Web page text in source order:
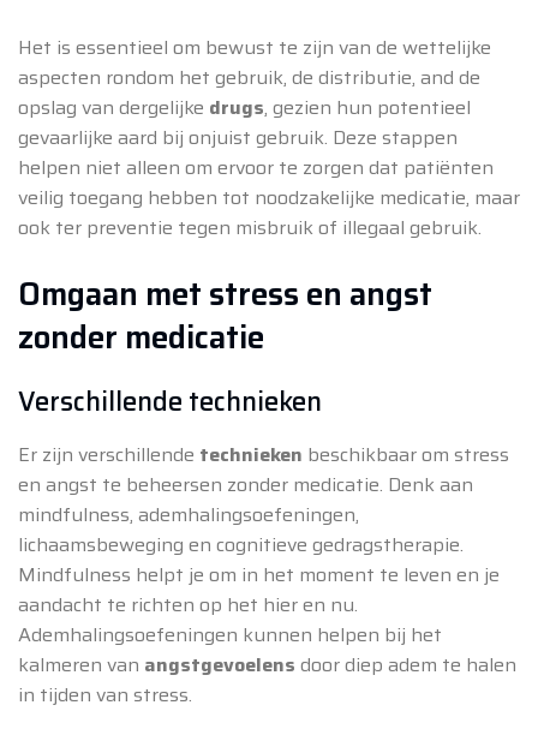
Het is essentieel om bewust te zijn van de wettelijke
aspecten rondom het gebruik, de distributie, and de
opslag van dergelijke drugs, gezien hun potentieel
gevaarlijke aard bij onjuist gebruik. Deze stappen
helpen niet alleen om ervoor te zorgen dat patiënten
veilig toegang hebben tot noodzakelijke medicatie, maar
ook ter preventie tegen misbruik of illegaal gebruik.
Omgaan met stress en angst
zonder medicatie
Verschillende technieken
Er zijn verschillende technieken beschikbaar om stress
en angst te beheersen zonder medicatie. Denk aan
mindfulness, ademhalingsoefeningen,
lichaamsbeweging en cognitieve gedragstherapie.
Mindfulness helpt je om in het moment te leven en je
aandacht te richten op het hier en nu.
Ademhalingsoefeningen kunnen helpen bij het
kalmeren van angstgevoelens door diep adem te halen
in tijden van stress.